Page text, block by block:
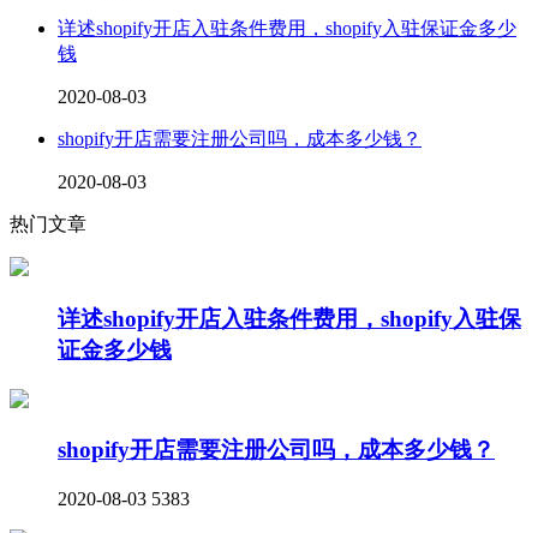
详述shopify开店入驻条件费用，shopify入驻保证金多少
钱
2020-08-03
shopify开店需要注册公司吗，成本多少钱？
2020-08-03
热门文章
详述shopify开店入驻条件费用，shopify入驻保
证金多少钱
shopify开店需要注册公司吗，成本多少钱？
2020-08-03 5383